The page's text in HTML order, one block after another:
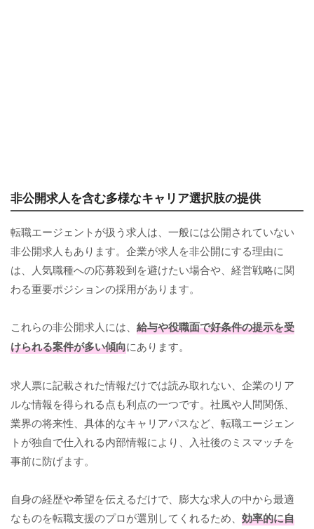
非公開求人を含む多様なキャリア選択肢の提供
転職エージェントが扱う求人は、一般には公開されていない
非公開求人もあります。企業が求人を非公開にする理由に
は、人気職種への応募殺到を避けたい場合や、経営戦略に関
わる重要ポジションの採用があります。
これらの非公開求人には、 給与や役職面で好条件の提示を受
けられる案件が多い傾向にあります。
求人票に記載された情報だけでは読み取れない、企業のリア
ルな情報を得られる点も利点の一つです。社風や人間関係、
業界の将来性、具体的なキャリアパスなど、転職エージェン
トが独自で仕入れる内部情報により、入社後のミスマッチを
事前に防げます。
自身の経歴や希望を伝えるだけで、膨大な求人の中から最適
なものを転職支援のプロが選別してくれるため、 効率的に自